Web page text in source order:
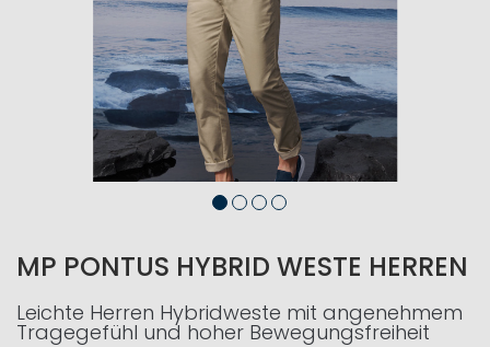
MP PONTUS HYBRID WESTE HERREN
Leichte Herren Hybridweste mit angenehmem
Tragegefühl und hoher Bewegungsfreiheit